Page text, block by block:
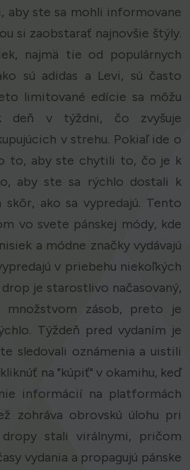
aby ste sa mohli informovane
si zaobstarať najnovšie štýly.
najmä tie od populárnych
sú adidas a Levi, sú často
limitované edície sa môžu
deň v týždni, čo zvyšuje
v strehu. Pokiaľ ide o
to, aby ste chytili to, čo je k
aby ste sa rýchlo dostali k
skôr, ako sa vypredajú. Tento
vo svete pánskej módy, kde
a módne značky vydávajú
v priebehu niekoľkých
je starostlivo načasovaný,
zásob, preto je
Týždeň pred vydaním je
sledovali oznámenia a uistili
na "kúpiť" v okamihu, keď
informácií na platformách
zohráva obrovskú úlohu pri
stali virálnymi, pričom
vydania a propagujú pánske